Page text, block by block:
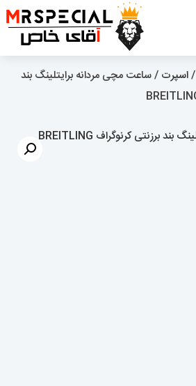
/اسپرت / ساعت مچی مردانه برایتلینگ بند